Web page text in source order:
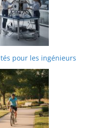
pour les ingénieurs